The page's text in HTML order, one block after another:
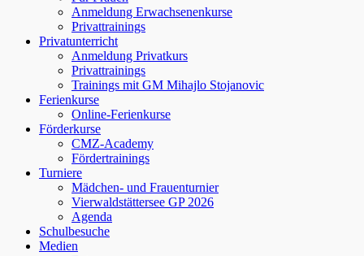
Anmeldung Erwachsenenkurse
Privattrainings
Privatunterricht
Anmeldung Privatkurs
Privattrainings
Trainings mit GM Mihajlo Stojanovic
Ferienkurse
Online-Ferienkurse
Förderkurse
CMZ-Academy
Fördertrainings
Turniere
Mädchen- und Frauenturnier
Vierwaldstättersee GP 2026
Agenda
Schulbesuche
Medien